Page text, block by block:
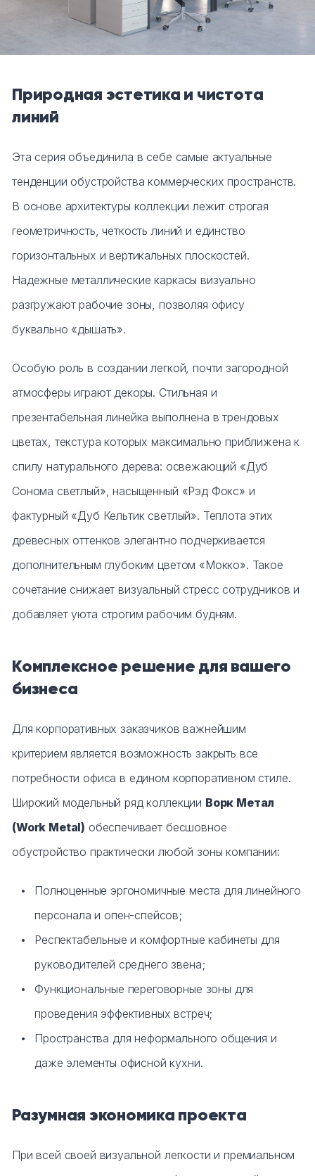
Природная эстетика и чистота
линий
Эта серия объединила в себе самые актуальные
тенденции обустройства коммерческих пространств.
В основе архитектуры коллекции лежит строгая
геометричность, четкость линий и единство
горизонтальных и вертикальных плоскостей.
Надежные металлические каркасы визуально
разгружают рабочие зоны, позволяя офису
буквально «дышать».
Особую роль в создании легкой, почти загородной
атмосферы играют декоры. Стильная и
презентабельная линейка выполнена в трендовых
цветах, текстура которых максимально приближена к
спилу натурального дерева: освежающий «Дуб
Сонома светлый», насыщенный «Рэд Фокс» и
фактурный «Дуб Кельтик светлый». Теплота этих
древесных оттенков элегантно подчеркивается
дополнительным глубоким цветом «Мокко». Такое
сочетание снижает визуальный стресс сотрудников и
добавляет уюта строгим рабочим будням.
Комплексное решение для вашего
бизнеса
Для корпоративных заказчиков важнейшим
критерием является возможность закрыть все
потребности офиса в едином корпоративном стиле.
Широкий модельный ряд коллекции Ворк Метал
(Work Metal) обеспечивает бесшовное
обустройство практически любой зоны компании:
Полноценные эргономичные места для линейного
персонала и опен-спейсов;
Респектабельные и комфортные кабинеты для
руководителей среднего звена;
Функциональные переговорные зоны для
проведения эффективных встреч;
Пространства для неформального общения и
даже элементы офисной кухни.
Разумная экономика проекта
При всей своей визуальной легкости и премиальном